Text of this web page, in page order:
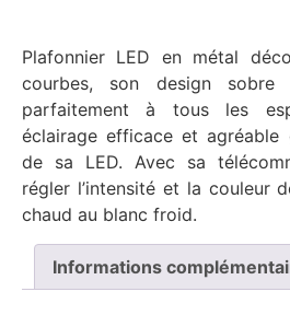
Plafonnier LED en métal
courbes, son design sobre
parfaitement à tous les
éclairage efficace et agréable
de sa LED. Avec sa
régler l’intensité et la couleur
chaud au blanc froid.
Informations